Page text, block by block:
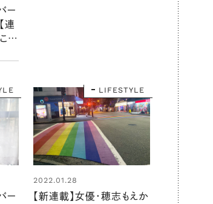
ー
連
と
ー
LIFESTYLE
2022.01.28
【新連載】女優・穂志もえか